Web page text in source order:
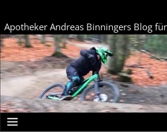
Apotheker Andreas Binningers Blog